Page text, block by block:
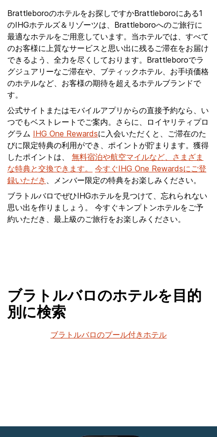
Brattleboroのホテルをお探しですかBrattleboroにある1
のIHGホテルズ＆リゾーツは、Brattleboroへのご旅行に
最適なホテルをご用意しています。当ホテルでは、すべて
のお客様に上質なサービスと思い出に残るご滞在をお届け
できるよう、全力を尽くしております。Brattleboroでラ
グジュアリーなご滞在や、ブティックホテル、お手頃価格
のホテルなど、お客様の期待を超えるホテルブランドで
す。
公式サイトまたはモバイルアプリからの直接予約なら、い
つでもベストレートでご案内。さらに、ロイヤリティプロ
グラム IHG One Rewardsに入会いただくと、ご滞在のた
びに限定特典の利用ができ、ポイントが貯まります。獲得
したポイントは、 無料宿泊や航空マイルなど、さまざま
な特典と交換できます。
今すぐIHG One Rewardsにご登
録いただき 、メンバー限定の特典をお楽しみください。
ブラトルバロでぜひIHGホテルを見つけて、忘れられない
思い出を作りましょう。 今すぐキンプトンホテルをご予
約いただき、最上級のご旅行をお楽しみください。
ブラトルバロのホテルを目的
別に検索
ブラトルバロのプール付きホテル